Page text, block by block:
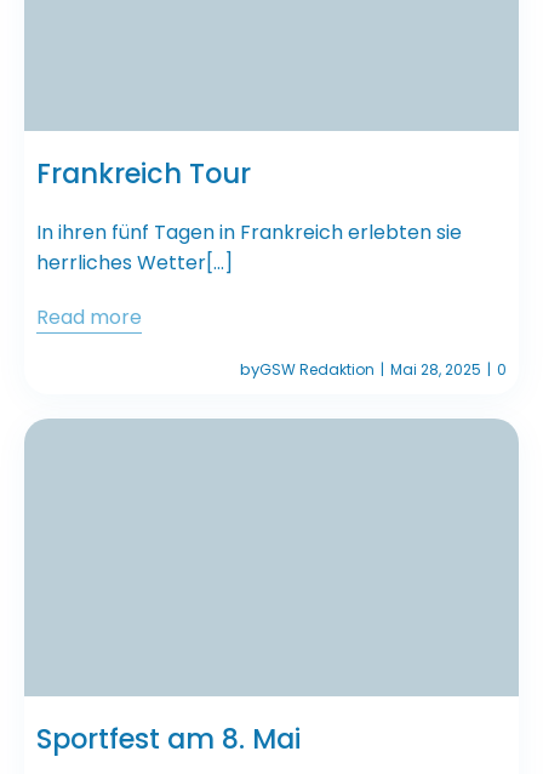
Frankreich Tour
In ihren fünf Tagen in Frankreich erlebten sie
herrliches Wetter[…]
Read more
byGSW Redaktion | Mai 28, 2025 | 0
Sportfest am 8. Mai